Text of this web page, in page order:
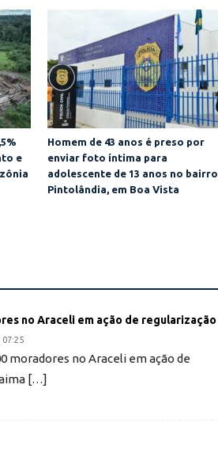
e
Homem de 43 anos é preso por
enviar foto íntima para
adolescente de 13 anos no bairro
Pintolândia, em Boa Vista
no Araceli em ação de regularização
07:25
moradores no Araceli em ação de
[…]